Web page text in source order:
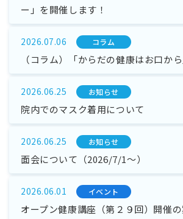
ー」を開催します！
2026.07.06 コラム
（コラム）「からだの健康はお口から
2026.06.25 お知らせ
院内でのマスク着用について
2026.06.25 お知らせ
面会について（2026/7/1～）
2026.06.01 イベント
オープン健康講座（第２９回）開催